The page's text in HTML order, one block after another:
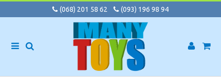
(068) 201 58 62 (093) 196 98 94